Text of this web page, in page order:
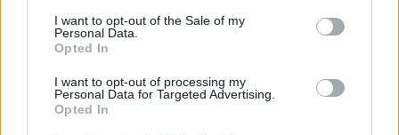
I want to opt-out of the Sale of my
Personal Data.
Opted In
I want to opt-out of processing my
Personal Data for Targeted Advertising.
Opted In
Finnairin lennoista osan lentää
jatkossa toinen lentoyhtiö –
matkustajille tärkeä rajoitus